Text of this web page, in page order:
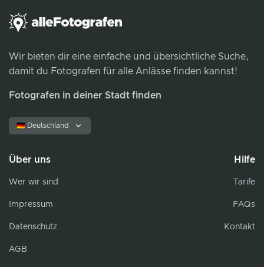
Wir bieten dir eine einfache und übersichtliche Suche,
damit du Fotografen für alle Anlässe finden kannst!
Fotografen in deiner Stadt finden
🇩🇪 Deutschland
Über uns
Wer wir sind
Impressum
Datenschutz
AGB
Hilfe
Tarife
FAQs
Kontakt